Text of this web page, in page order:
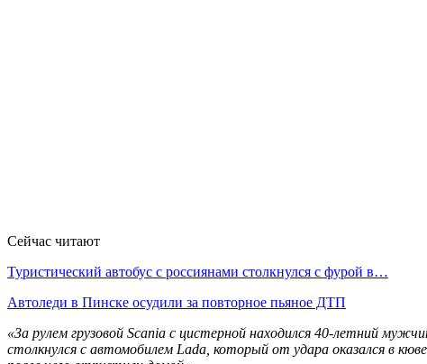
Сейчас читают
Туристический автобус с россиянами столкнулся с фурой в…
Автоледи в Пинске осудили за повторное пьяное ДТП
«За рулем грузовой Scania с цистерной находился 40-летний
столкнулся с автомобилем Lada, который от удара оказался в